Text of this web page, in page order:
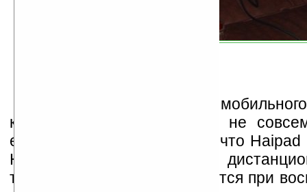
Конечно, использование
качестве пульта напрямую не
если принять во внимание, что
HDMI-выход, то отдельный
таблету очень даже пригодится при